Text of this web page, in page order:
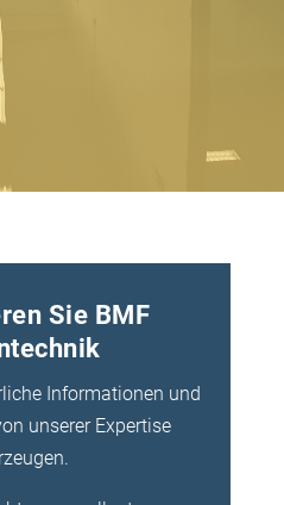
Sie BMF
Informationen und
unserer Expertise